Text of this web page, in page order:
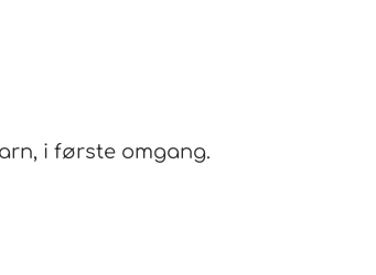
i første omgang.